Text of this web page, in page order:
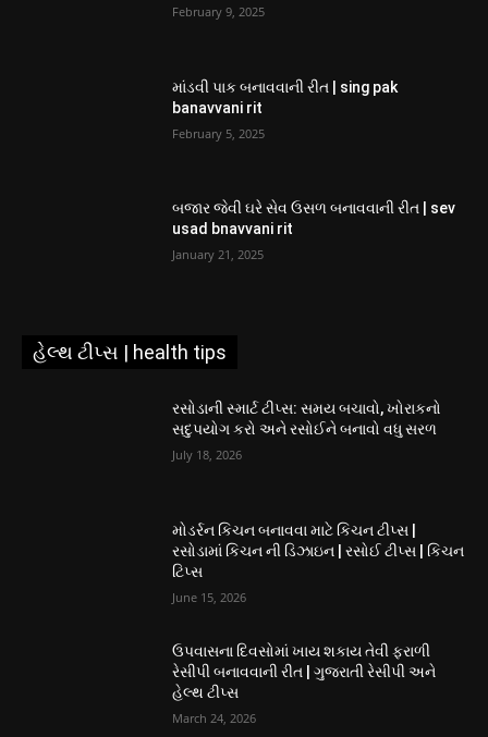
February 9, 2025
માંડવી પાક બનાવવાની રીત | sing pak
banavvani rit
February 5, 2025
બજાર જેવી ઘરે સેવ ઉસળ બનાવવાની રીત | sev
usad bnavvani rit
January 21, 2025
હેલ્થ ટીપ્સ | health tips
રસોડાની સ્માર્ટ ટીપ્સ: સમય બચાવો, ખોરાકનો
સદુપયોગ કરો અને રસોઈને બનાવો વધુ સરળ
July 18, 2026
મોડર્રન કિચન બનાવવા માટે કિચન ટીપ્સ |
રસોડામાં કિચન ની ડિઝાઇન | રસોઈ ટીપ્સ | કિચન
ટિપ્સ
June 15, 2026
ઉપવાસના દિવસોમાં ખાય શકાય તેવી ફરાળી
રેસીપી બનાવવાની રીત | ગુજરાતી રેસીપી અને
હેલ્થ ટીપ્સ
March 24, 2026